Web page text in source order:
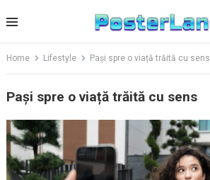
to
Home Lifestyle Pași spre o viață trăită cu sens
Pași spre o viață trăită cu sens